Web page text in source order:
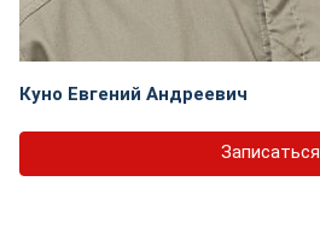
Куно Евгений Андреевич
Записаться